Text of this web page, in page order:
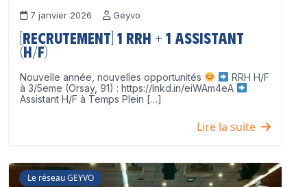
7 janvier 2026 Geyvo
[Recrutement] 1 RRH + 1 Assistant
(H/F)
Nouvelle année, nouvelles opportunités
RRH H/F
à 3/5eme (Orsay, 91) : https://lnkd.in/eiWAm4eA
Assistant H/F à Temps Plein […]
Lire la suite
Le réseau GEYVO